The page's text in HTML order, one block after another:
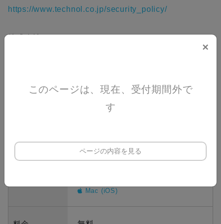
https://www.technol.co.jp/security_policy/
株式会社テクノル
2025/7/16(水) 09:30 〜 17:30
Mac (iOS)
×
このページは、現在、受付期間外で
す
ページの内容を見る